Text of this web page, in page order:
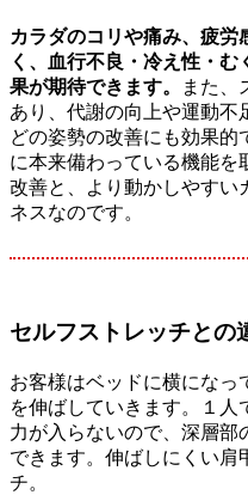
カラダのコリや痛み、疲
く、血行不良・冷え性・
果が期待できます。
また、
あり、代謝の向上や運動不
どの姿勢の改善にも効果
に本来備わっている機能を
改善と、より動かしやすい
ネスなのです。
セルフストレッチとの
お客様はベッドに横になっ
を伸ばしていきます。１人
力が入らないので、深層部
できます。伸ばしにくい肩
チ。